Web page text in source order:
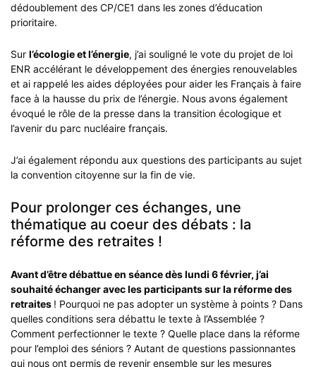
dédoublement des CP/CE1 dans les zones d’éducation
prioritaire.
Sur l’écologie et l’énergie, j’ai souligné le vote du projet de loi
ENR accélérant le développement des énergies renouvelables
et ai rappelé les aides déployées pour aider les Français à faire
face à la hausse du prix de l’énergie. Nous avons également
évoqué le rôle de la presse dans la transition écologique et
l’avenir du parc nucléaire français.
J’ai également répondu aux questions des participants au sujet
la convention citoyenne sur la fin de vie.
Pour prolonger ces échanges, une
thématique au coeur des débats : la
réforme des retraites !
Avant d’être débattue en séance dès lundi 6 février, j’ai
souhaité échanger avec les participants sur la réforme des
retraites ! Pourquoi ne pas adopter un système à points ? Dans
quelles conditions sera débattu le texte à l’Assemblée ?
Comment perfectionner le texte ? Quelle place dans la réforme
pour l’emploi des séniors ? Autant de questions passionnantes
qui nous ont permis de revenir ensemble sur les mesures